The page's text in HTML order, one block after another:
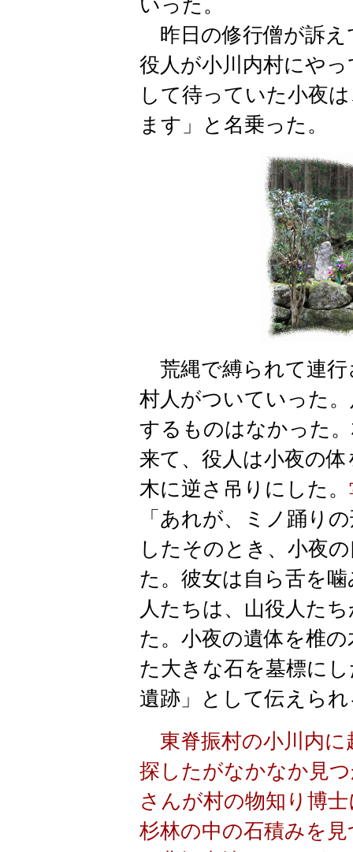
いった。
昨日の修行僧が訴え
役人が小川内村にや
して待っていた小夜
ます」と名乗った。
荒縄で縛られて連行
村人がついていった
するものはなかった
来て、役人は小夜の
木に逆さ吊りにした。
「あれが、ミノ踊り
したそのとき、小夜
た。彼女は自ら舌を
人たちは、山役人た
た。小夜の遺体を椎
た大きな石を墓標に
遺跡」として伝えら
東脊振村の小川内
探したがなかなか見
さんが村の物知り博
杉林の中の石積みを